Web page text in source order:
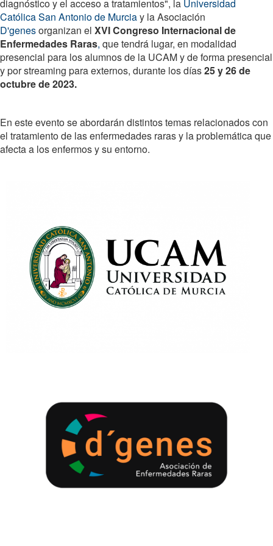
diagnóstico y el acceso a tratamientos", la Universidad
Católica San Antonio de Murciay la Asociación
D'genesorganizan el XVI Congreso Internacional de
Enfermedades Raras, que tendrá lugar, en modalidad
presencial para los alumnos de la UCAM y de forma presencial
y por streaming para externos, durante los días25 y 26 de
octubre de 2023.
En este evento se abordarán distintos temas relacionados con
el tratamiento de las enfermedades raras y la problemática que
afecta a los enfermos y su entorno.